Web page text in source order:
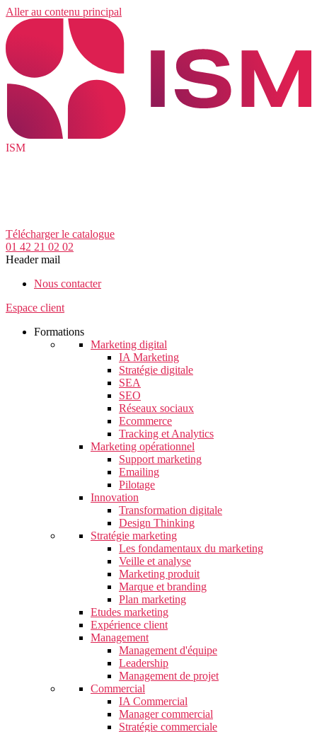
Aller au contenu principal
ISM
Télécharger le catalogue
01 42 21 02 02
Header mail
Nous contacter
Espace client
Formations
Marketing digital
IA Marketing
Stratégie digitale
SEA
SEO
Réseaux sociaux
Ecommerce
Tracking et Analytics
Marketing opérationnel
Support marketing
Emailing
Pilotage
Innovation
Transformation digitale
Design Thinking
Stratégie marketing
Les fondamentaux du marketing
Veille et analyse
Marketing produit
Marque et branding
Plan marketing
Etudes marketing
Expérience client
Management
Management d'équipe
Leadership
Management de projet
Commercial
IA Commercial
Manager commercial
Stratégie commerciale